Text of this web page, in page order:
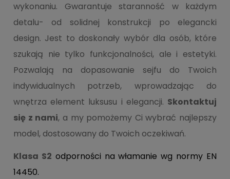
wykonaniu. Gwarantuje staranność w każdym
detalu- od solidnej konstrukcji po elegancki
design. Jest to doskonały wybór dla osób, które
szukają nie tylko funkcjonalności, ale i estetyki.
Pozwalają na dopasowanie sejfu do Twoich
indywidualnych potrzeb, wprowadzając do
wnętrza element luksusu i elegancji. Skontaktuj
się z nami, a my pomożemy Ci wybrać najlepszy
model, dostosowany do Twoich oczekiwań.
Klasa S2 odporności na włamanie wg normy EN
14450.